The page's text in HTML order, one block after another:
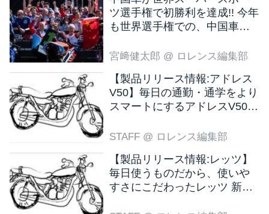
ツ選手権で初勝利を達成!! 今年
も世界選手権での、中国車の
宮﨑健太郎 @ ロレンス編集部
【製品リリース情報:アドレス
V50】毎日の通勤・通学をより
スマートにするアドレスV50
STAFF @ ロレンス編集部
【製品リリース情報:レッツ】
毎日使うものだから、使いや
すさにこだわったレッツ 新色